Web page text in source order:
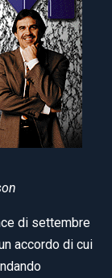
di settembre
accordo di cui